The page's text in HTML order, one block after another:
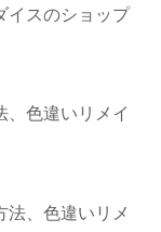
イスのショップ
、色違いリメイ
法、色違いリメ